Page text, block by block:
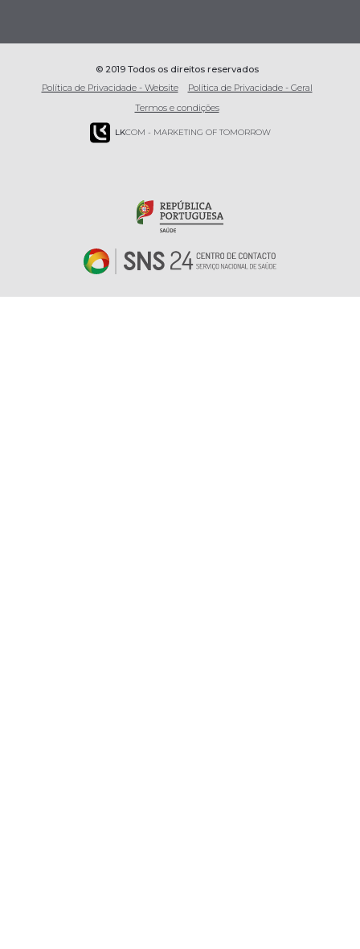
© 2019 Todos os direitos reservados
Política de Privacidade - Website
Política de Privacidade - Geral
Termos e condições
LKCOM - MARKETING OF TOMORROW